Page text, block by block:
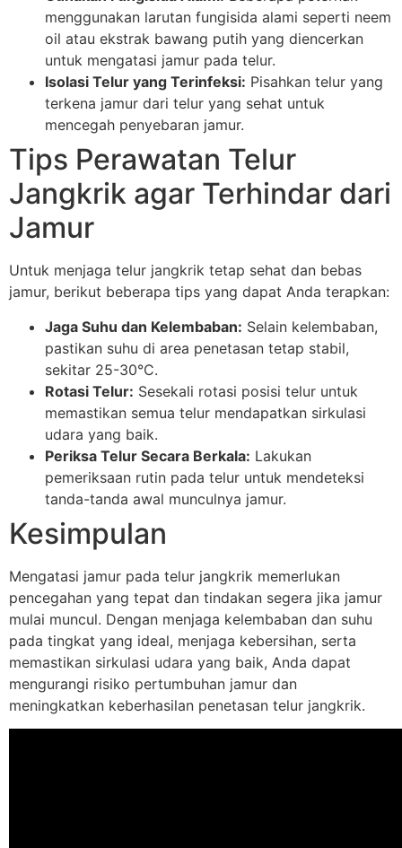
menggunakan larutan fungisida alami seperti neem
oil atau ekstrak bawang putih yang diencerkan
untuk mengatasi jamur pada telur.
Isolasi Telur yang Terinfeksi: Pisahkan telur yang
terkena jamur dari telur yang sehat untuk
mencegah penyebaran jamur.
Tips Perawatan Telur
Jangkrik agar Terhindar dari
Jamur
Untuk menjaga telur jangkrik tetap sehat dan bebas
jamur, berikut beberapa tips yang dapat Anda terapkan:
Jaga Suhu dan Kelembaban: Selain kelembaban,
pastikan suhu di area penetasan tetap stabil,
sekitar 25-30°C.
Rotasi Telur: Sesekali rotasi posisi telur untuk
memastikan semua telur mendapatkan sirkulasi
udara yang baik.
Periksa Telur Secara Berkala: Lakukan
pemeriksaan rutin pada telur untuk mendeteksi
tanda-tanda awal munculnya jamur.
Kesimpulan
Mengatasi jamur pada telur jangkrik memerlukan
pencegahan yang tepat dan tindakan segera jika jamur
mulai muncul. Dengan menjaga kelembaban dan suhu
pada tingkat yang ideal, menjaga kebersihan, serta
memastikan sirkulasi udara yang baik, Anda dapat
mengurangi risiko pertumbuhan jamur dan
meningkatkan keberhasilan penetasan telur jangkrik.